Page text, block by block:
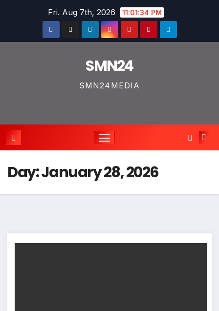
Fri. Aug 7th, 2026 11:01:35 PM
SMN24
SMN24MEDIA
Day:January 28, 2026